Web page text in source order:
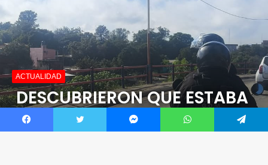
Facebook Twitter Messenger WhatsApp Telegram